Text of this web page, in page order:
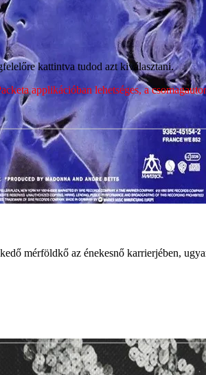
mérföldkő az énekesnő karrierjében,
kattintva tudod azt kiválasztani.
applikációban lehetséges, a